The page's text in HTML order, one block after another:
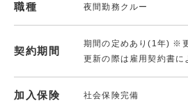
職種 夜間勤務クルー
契約期間
期間の定めあり(1年) ※
更新の際は雇用契約書に
加入保険 社会保険完備